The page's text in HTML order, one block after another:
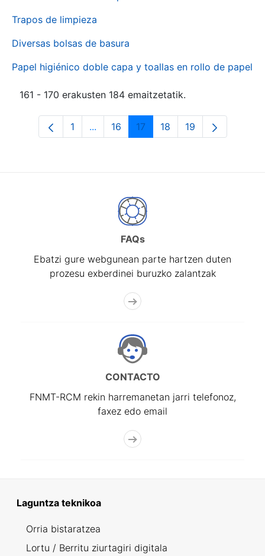
Trapos de limpieza
Diversas bolsas de basura
Papel higiénico doble capa y toallas en rollo de papel
161 - 170 erakusten 184 emaitzetatik.
Orrialdea
1 ...Intermediate Pages Use TAB to
Orrialdea
16 Orrialdea
17 Orrialdea
18 Orrialdea
19
FAQs
Ebatzi gure webgunean parte hartzen duten
prozesu exberdinei buruzko zalantzak
CONTACTO
FNMT-RCM rekin harremanetan jarri telefonoz,
faxez edo email
Laguntza teknikoa
Orria bistaratzea
Lortu / Berritu ziurtagiri digitala